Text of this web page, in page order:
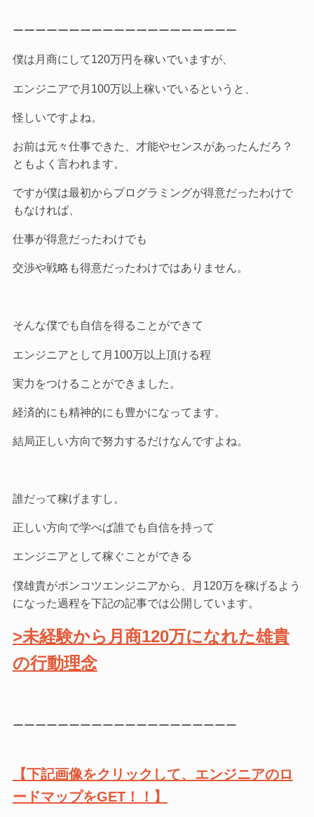
ーーーーーーーーーーーーーーーーーーーー
僕は月商にして120万円を稼いでいますが、
エンジニアで月100万以上稼いでいるというと、
怪しいですよね。
お前は元々仕事できた、才能やセンスがあったんだろ？
ともよく言われます。
ですが僕は最初からプログラミングが得意だったわけで
もなければ、
仕事が得意だったわけでも
交渉や戦略も得意だったわけではありません。
そんな僕でも自信を得ることができて
エンジニアとして月100万以上頂ける程
実力をつけることができました。
経済的にも精神的にも豊かになってます。
結局正しい方向で努力するだけなんですよね。
誰だって稼げますし。
正しい方向で学べば誰でも自信を持って
エンジニアとして稼ぐことができる
僕雄貴がポンコツエンジニアから、月120万を稼げるよう
になった過程を下記の記事では公開しています。
>未経験から月商120万になれた雄貴
の行動理念
ーーーーーーーーーーーーーーーーーーーー
【下記画像をクリックして、エンジニアのロ
ードマップをGET！！】